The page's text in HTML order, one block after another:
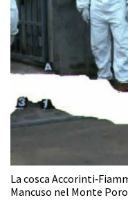
La cosca
Mancuso nel Monte Poro